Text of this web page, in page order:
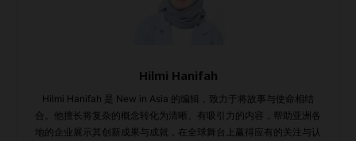
Hilmi Hanifah
Hilmi Hanifah 是 New in Asia 的编辑，致力于将故事与使命相结
合。他擅长将复杂的概念转化为清晰、有吸引力的内容，帮助亚洲各
地的企业展示其创新成果与成就，在全球舞台上赢得应有的关注与认